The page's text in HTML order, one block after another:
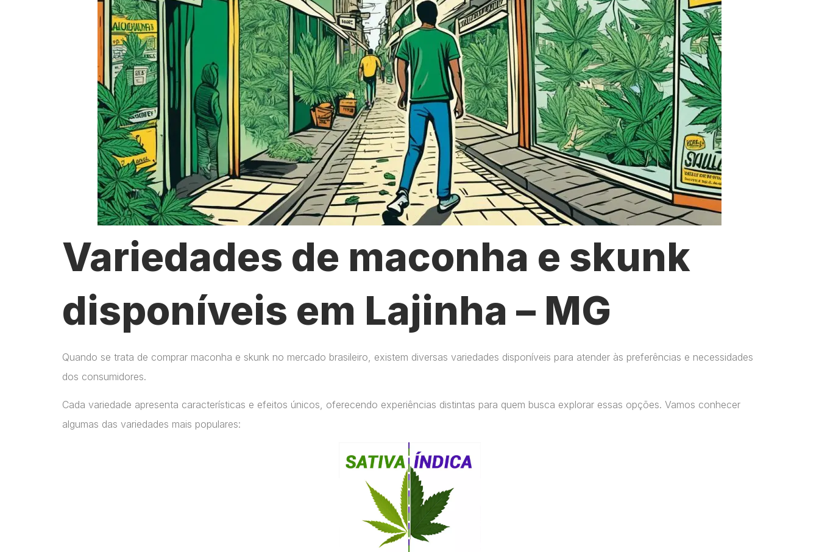
Variedades de maconha e skunk
disponíveis em Lajinha – MG
Quando se trata de comprar maconha e skunk no mercado brasileiro, existem diversas variedades disponíveis para atender às preferências e necessidades
dos consumidores.
Cada variedade apresenta características e efeitos únicos, oferecendo experiências distintas para quem busca explorar essas opções. Vamos conhecer
algumas das variedades mais populares: